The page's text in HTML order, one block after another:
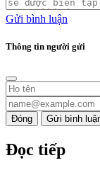
Gửi bình luận
Thông tin người gửi
Đóng Gửi bình
Đọc tiếp